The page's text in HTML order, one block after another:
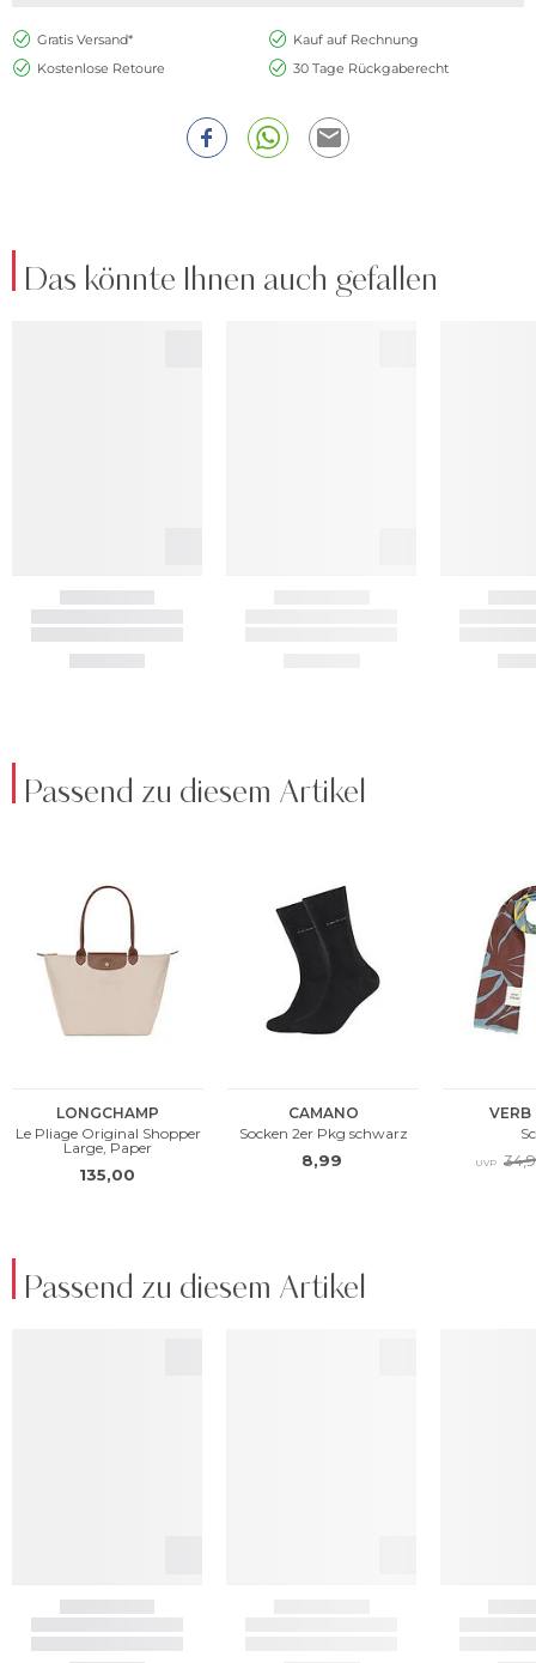
Gratis Versand*
Kauf auf Rechnung
Kostenlose Retoure
30 Tage Rückgaberecht
Das könnte Ihnen auch gefallen
Passend zu diesem Artikel
Passend zu diesem Artikel